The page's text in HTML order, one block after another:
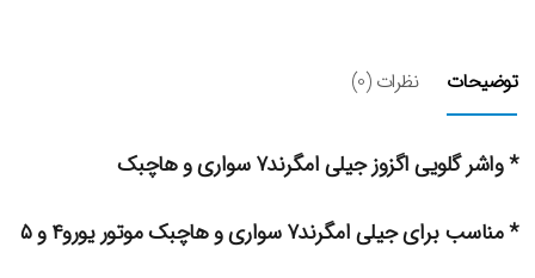
توضیحات نظرات (0)
* واشر گلویی اگزوز جیلی امگرند۷ سواری و هاچبک
* مناسب برای جیلی امگرند۷ سواری و هاچبک موتور یورو۴ و ۵